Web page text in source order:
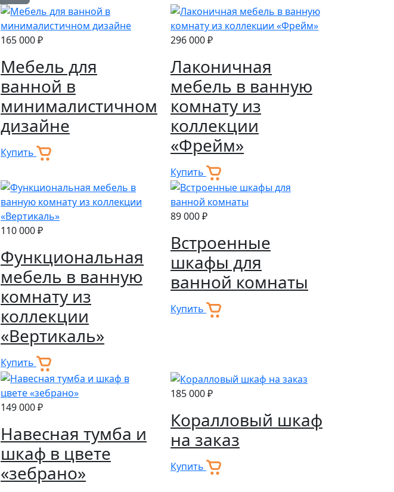
165 000 ₽
Мебель для
ванной в
минималистичном
дизайне
Купить
296 000 ₽
Лаконичная
мебель в ванную
комнату из
коллекции
«Фрейм»
Купить
110 000 ₽
Функциональная
мебель в ванную
комнату из
коллекции
«Вертикаль»
Купить
89 000 ₽
Встроенные
шкафы для
ванной комнаты
Купить
149 000 ₽
Навесная тумба и
шкаф в цвете
«зебрано»
185 000 ₽
Коралловый шкаф
на заказ
Купить